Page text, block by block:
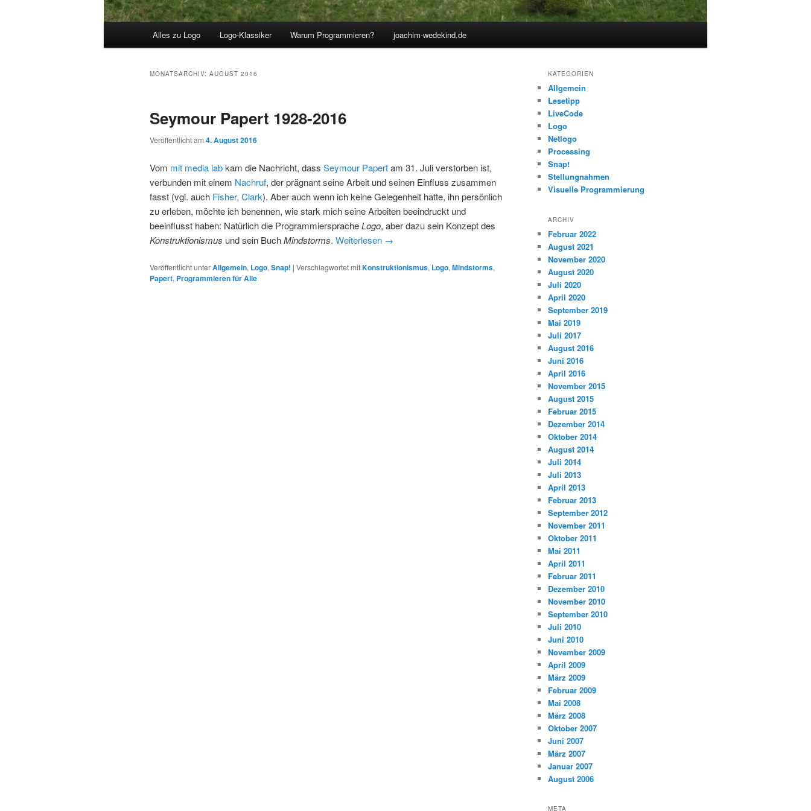
Alles zu Logo Logo-Klassiker Warum Programmieren? joachim-wedekind.de
MONATSARCHIV: AUGUST 2016
Seymour Papert 1928-2016
Veröffentlicht am 4. August 2016
Vom mit media labkam die Nachricht, dass Seymour Papertam 31. Juli verstorben ist,
verbunden mit einem Nachruf, der prägnant seine Arbeit und seinen Einfluss zusammen
fasst (vgl. auch Fisher, Clark). Aber auch wenn ich keine Gelegenheit hatte, ihn persönlich
zu erleben, möchte ich benennen, wie stark mich seine Arbeiten beeindruckt und
beeinflusst haben: Natürlich die ProgrammierspracheLogo, aber dazu sein Konzept des
Konstruktionismus und sein BuchMindstorms. Weiterlesen →
Veröffentlicht unterAllgemein, Logo, Snap! | Verschlagwortet mitKonstruktionismus, Logo, Mindstorms,
Papert, Programmieren für Alle
KATEGORIEN
Allgemein
Lesetipp
LiveCode
Logo
Netlogo
Processing
Snap!
Stellungnahmen
Visuelle Programmierung
ARCHIV
Februar 2022
August 2021
November 2020
August 2020
Juli 2020
April 2020
September 2019
Mai 2019
Juli 2017
August 2016
Juni 2016
April 2016
November 2015
August 2015
Februar 2015
Dezember 2014
Oktober 2014
August 2014
Juli 2014
Juli 2013
April 2013
Februar 2013
September 2012
November 2011
Oktober 2011
Mai 2011
April 2011
Februar 2011
Dezember 2010
November 2010
September 2010
Juli 2010
Juni 2010
November 2009
April 2009
März 2009
Februar 2009
Mai 2008
März 2008
Oktober 2007
Juni 2007
März 2007
Januar 2007
August 2006
META